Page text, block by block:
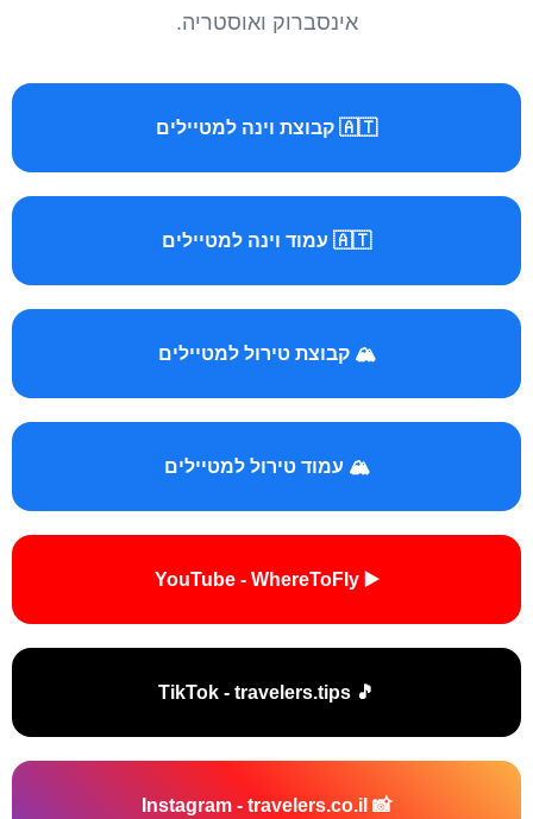
אינסברוק ואוסטריה.
🇦🇹 קבוצת וינה למטיילים
🇦🇹 עמוד וינה למטיילים
🏔️ קבוצת טירול למטיילים
🏔️ עמוד טירול למטיילים
▶️ YouTube - WhereToFly
🎵 TikTok - travelers.tips
📸 Instagram - travelers.co.il